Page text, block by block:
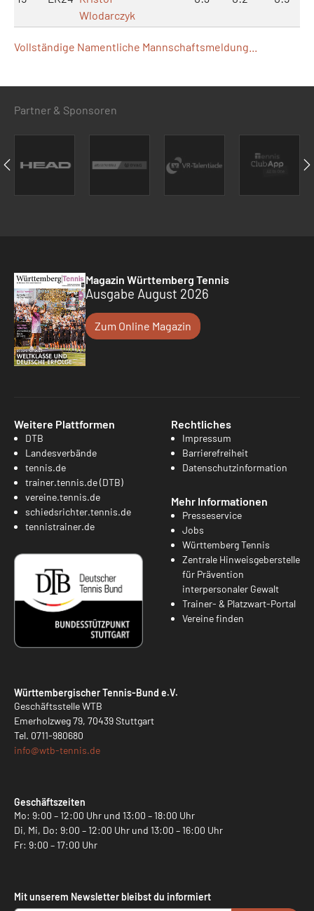
Wlodarczyk
Vollständige Namentliche Mannschaftsmeldung...
Partner & Sponsoren
Magazin Württemberg Tennis
Ausgabe August 2026
Zum Online Magazin
Weitere Plattformen
DTB
Landesverbände
tennis.de
trainer.tennis.de (DTB)
vereine.tennis.de
schiedsrichter.tennis.de
tennistrainer.de
Rechtliches
Impressum
Barrierefreiheit
Datenschutzinformation
Mehr Informationen
Presseservice
Jobs
Württemberg Tennis
Zentrale Hinweisgeberstelle
für Prävention
interpersonaler Gewalt
Trainer- & Platzwart-Portal
Vereine finden
Württembergischer Tennis-Bund e.V.
Geschäftsstelle WTB
Emerholzweg 79, 70439 Stuttgart
Tel. 0711-980680
info@wtb-tennis.de
Geschäftszeiten
Mo: 9:00 – 12:00 Uhr und 13:00 – 18:00 Uhr
Di, Mi, Do: 9:00 – 12:00 Uhr und 13:00 – 16:00 Uhr
Fr: 9:00 – 17:00 Uhr
Mit unserem Newsletter bleibst du informiert